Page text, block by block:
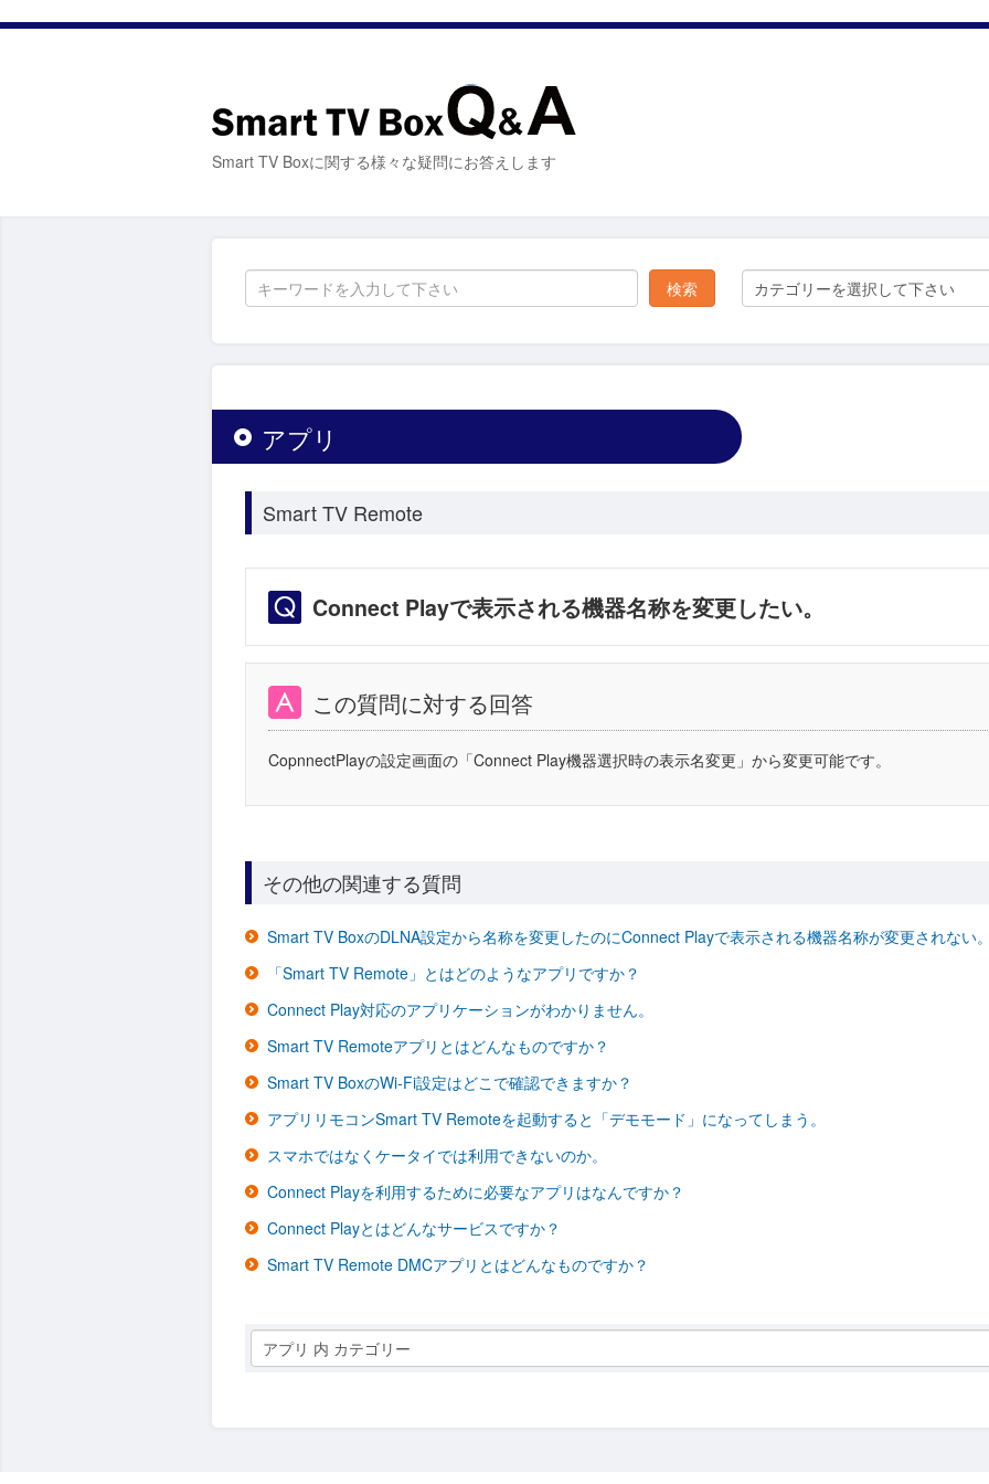
Smart TV Boxに関する様々な疑問にお答えします
カテゴリーを選択して下さい
アプリ
Smart TV Remote
Connect Playで表示される機器名称を変更したい。
この質問に対する回答
CopnnectPlayの設定画面の「Connect Play機器選択時の表示名変更」から変更可能です。
その他の関連する質問
Smart TV BoxのDLNA設定から名称を変更したのにConnect Playで表示される機器名称が変更されない
「Smart TV Remote」とはどのようなアプリですか？
Connect Play対応のアプリケーションがわかりません。
Smart TV Remoteアプリとはどんなものですか？
Smart TV BoxのWi-Fi設定はどこで確認できますか？
アプリリモコンSmart TV Remoteを起動すると「デモモード」になってしまう。
スマホではなくケータイでは利用できないのか。
Connect Playを利用するために必要なアプリはなんですか？
Connect Playとはどんなサービスですか？
Smart TV Remote DMCアプリとはどんなものですか？
アプリ 内 カテゴリー